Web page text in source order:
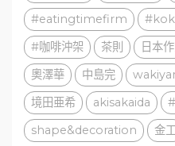
#eatingtimefirm
#咖啡沖架
茶則 日本
奧澤華
中島完
境田亜希
akisakaida
shape&decoration
金工